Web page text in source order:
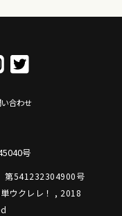
合わせ
号
第541232304900号
ウクレレ！ , 2018